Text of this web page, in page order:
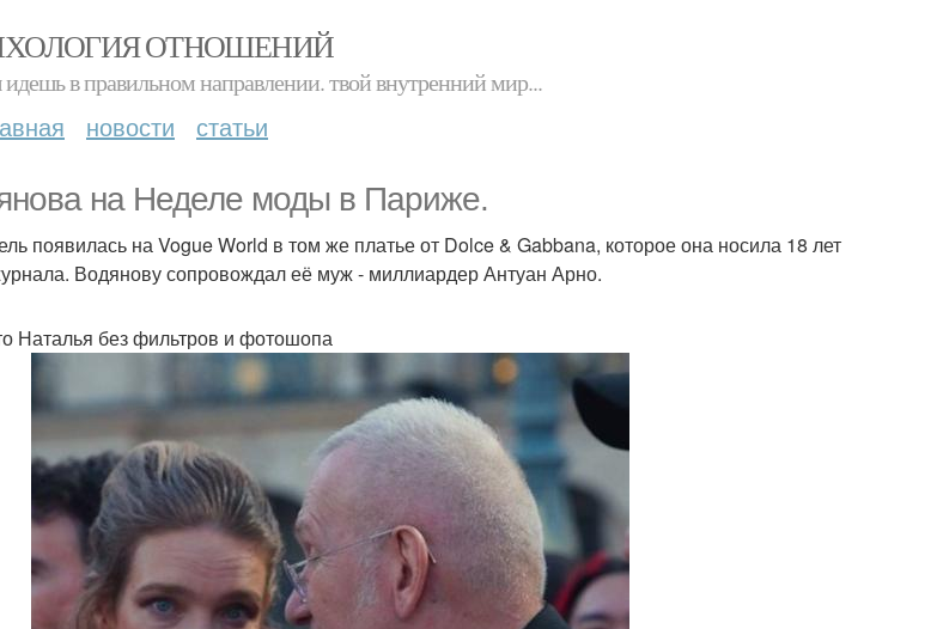
ОТНОШЕНИЙ
идешь в правильном направлении. твой внутренний мир...
новости статьи
на Неделе моды в Париже.
появилась на Vogue World в том же платье от Dolce & Gabbana, которое она носила 18 лет
Водянову сопровождал её муж - миллиардер Антуан Арно.
Наталья без фильтров и фотошопа